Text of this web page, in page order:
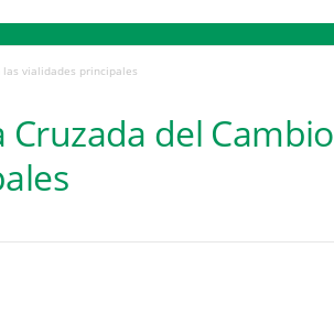
las vialidades principales
del Cambio